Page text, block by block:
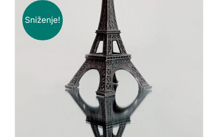
Sniženje!